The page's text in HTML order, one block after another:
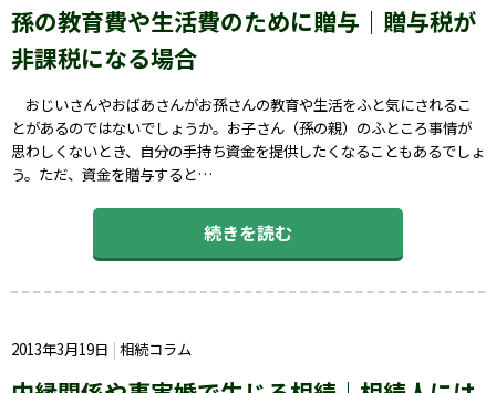
孫の教育費や生活費のために贈与｜贈与税が
非課税になる場合
おじいさんやおばあさんがお孫さんの教育や生活をふと気にされるこ
とがあるのではないでしょうか。お子さん（孫の親）のふところ事情が
思わしくないとき、自分の手持ち資金を提供したくなることもあるでしょ
う。ただ、資金を贈与すると…
続きを読む
2013年3月19日 相続コラム